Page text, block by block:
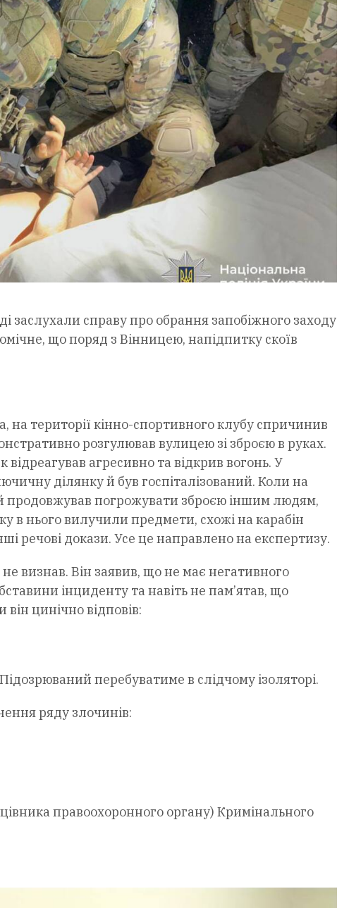
заслухали справу про обрання запобіжного заходу
що поряд з Вінницею, напідпитку скоїв
на території кінно-спортивного клубу спричинив
розгулював вулицею зі зброєю в руках.
агресивно та відкрив вогонь. У
ділянку й був госпіталізований. Коли на
продовжував погрожувати зброєю іншим людям,
в нього вилучили предмети, схожі на карабін
речові докази. Усе це направлено на експертизу.
визнав. Він заявив, що не має негативного
інциденту та навіть не пам’ятав, що
цинічно відповів:
перебуватиме в слідчому ізоляторі.
ряду злочинів:
правоохоронного органу) Кримінального